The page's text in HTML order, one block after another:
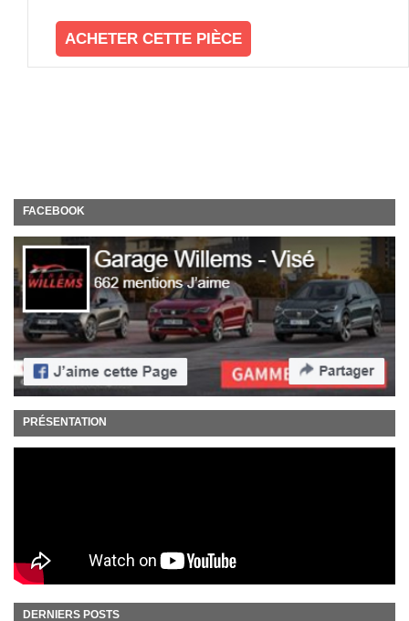
ACHETER CETTE PIÈCE
FACEBOOK
PRÉSENTATION
DERNIERS POSTS